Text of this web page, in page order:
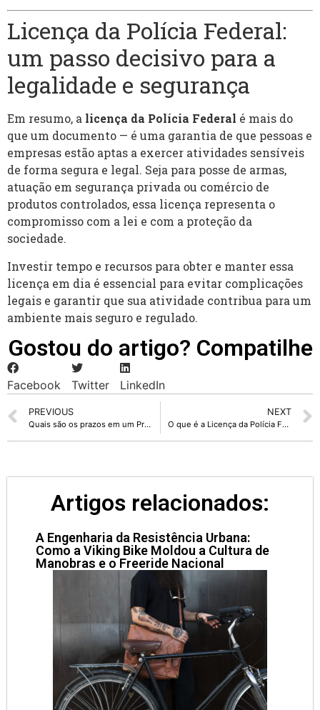
Licença da Polícia Federal:
um passo decisivo para a
legalidade e segurança
Em resumo, a licença da Polícia Federal é mais do
que um documento — é uma garantia de que pessoas e
empresas estão aptas a exercer atividades sensíveis
de forma segura e legal. Seja para posse de armas,
atuação em segurança privada ou comércio de
produtos controlados, essa licença representa o
compromisso com a lei e com a proteção da
sociedade.
Investir tempo e recursos para obter e manter essa
licença em dia é essencial para evitar complicações
legais e garantir que sua atividade contribua para um
ambiente mais seguro e regulado.
Gostou do artigo? Compatilhe
Facebook Twitter LinkedIn
PREVIOUS
Quais são os prazos em um Processo Administrativo Disciplinar (PAD)?
NEXT
O que é a Licença da Polícia Federal e por que ela é tão importante?
Artigos relacionados:
A Engenharia da Resistência Urbana:
Como a Viking Bike Moldou a Cultura de
Manobras e o Freeride Nacional